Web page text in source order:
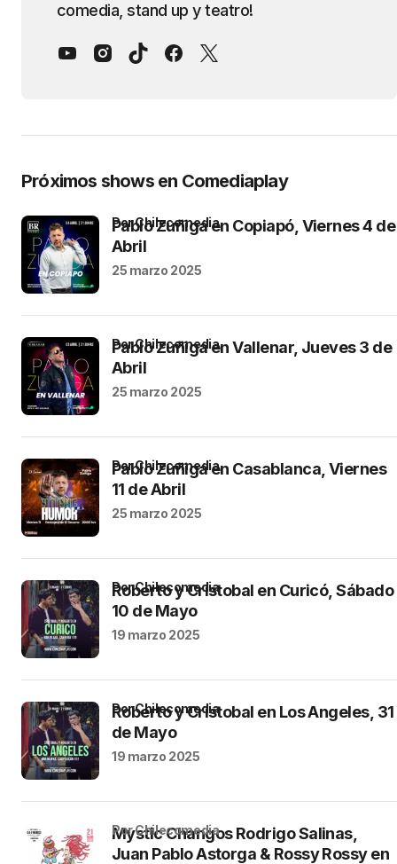
comedia, stand up y teatro!
Próximos shows en Comediaplay
Pablo Zuñiga en Copiapó, Viernes 4 de
Abril
por Chilecomedia
25 marzo 2025
Pablo Zuñiga en Vallenar, Jueves 3 de
Abril
por Chilecomedia
25 marzo 2025
Pablo Zuñiga en Casablanca, Viernes
11 de Abril
por Chilecomedia
25 marzo 2025
Roberto y Cristobal en Curicó, Sábado
10 de Mayo
por Chilecomedia
19 marzo 2025
Roberto y Cristobal en Los Angeles, 31
de Mayo
por Chilecomedia
19 marzo 2025
Mystic Changos Rodrigo Salinas,
Juan Pablo Astorga & Rossy Rossy en
por Chilecomedia